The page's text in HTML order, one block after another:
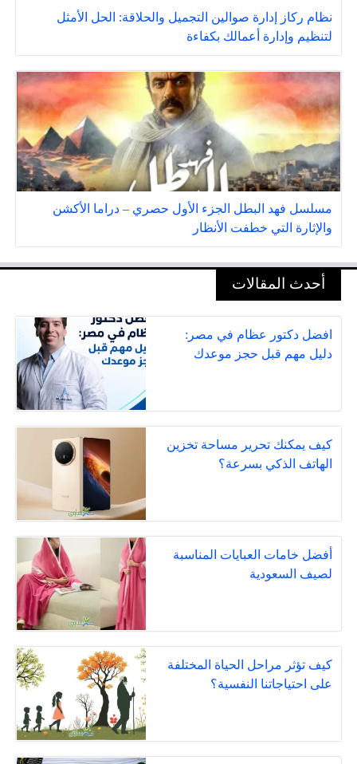
نظام ركاز إدارة صوالين التجميل والحلاقة: الحل الأمثل
لتنظيم وإدارة أعمالك بكفاءة
مسلسل فهد البطل الجزء الأول حصري – دراما الأكشن
والإثارة التي خطفت الأنظار
أحدث المقالات
افضل دكتور عظام في مصر:
دليل مهم قبل حجز موعدك
كيف يمكنك تحرير مساحة تخزين
الهاتف الذكي بسرعة؟
أفضل خامات العبايات المناسبة
لصيف السعودية
كيف تؤثر مراحل الحياة المختلفة
على احتياجاتنا النفسية؟